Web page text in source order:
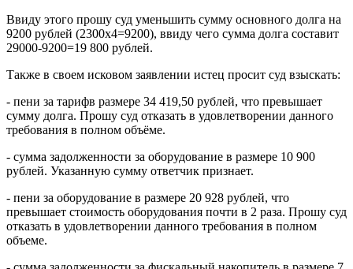
Ввиду этого прошу суд уменьшить сумму основного долга на
9200 рублей (2300х4=9200), ввиду чего сумма долга составит
29000-9200=19 800 рублей.
Также в своем исковом заявлении истец просит суд взыскать:
- пени за тарифв размере 34 419,50 рублей, что превышает
сумму долга. Прошу суд отказать в удовлетворении данного
требования в полном объёме.
- сумма задолженности за оборудование в размере 10 900
рублей. Указанную сумму ответчик признает.
- пени за оборудование в размере 20 928 рублей, что
превышает стоимость оборудования почти в 2 раза. Прошу суд
отказать в удовлетворении данного требования в полном
объеме.